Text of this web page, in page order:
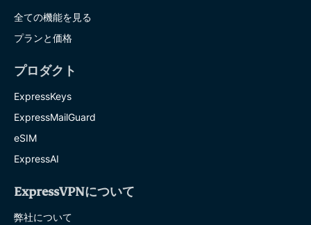
全ての機能を見る
プランと価格
プロダクト
ExpressKeys
ExpressMailGuard
eSIM
ExpressAI
ExpressVPNについて
弊社について